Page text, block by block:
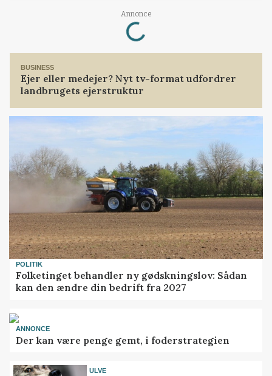
Annonce
Loading...
BUSINESS
Ejer eller medejer? Nyt tv-format udfordrer
landbrugets ejerstruktur
POLITIK
Folketinget behandler ny gødskningslov: Sådan
kan den ændre din bedrift fra 2027
ANNONCE
Der kan være penge gemt, i foderstrategien
ULVE